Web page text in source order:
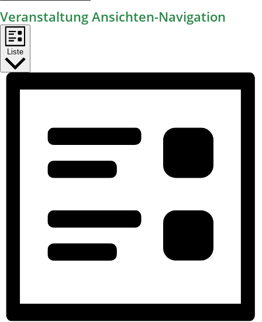
Veranstaltung Ansichten-Navigation
Liste